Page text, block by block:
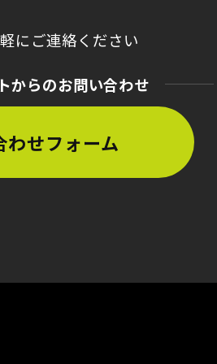
にご連絡ください
からのお問い合わせ
わせフォーム